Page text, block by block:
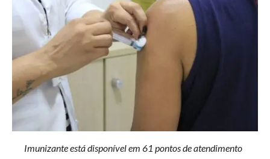
Imunizante está disponível em 61 pontos de atendimento